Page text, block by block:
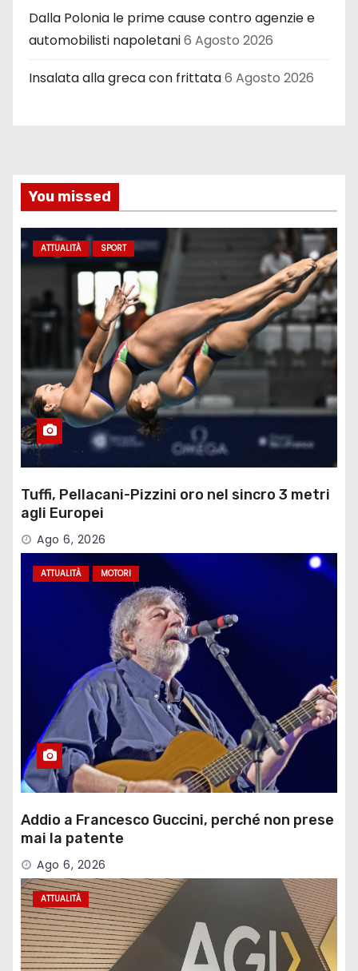
Dalla Polonia le prime cause contro agenzie e
automobilisti napoletani6 Agosto 2026
Insalata alla greca con frittata6 Agosto 2026
You missed
ATTUALITÀ SPORT
Tuffi, Pellacani-Pizzini oro nel sincro 3 metri
agli Europei
Ago 6, 2026
ATTUALITÀ MOTORI
Addio a Francesco Guccini, perché non prese
mai la patente
Ago 6, 2026
ATTUALITÀ